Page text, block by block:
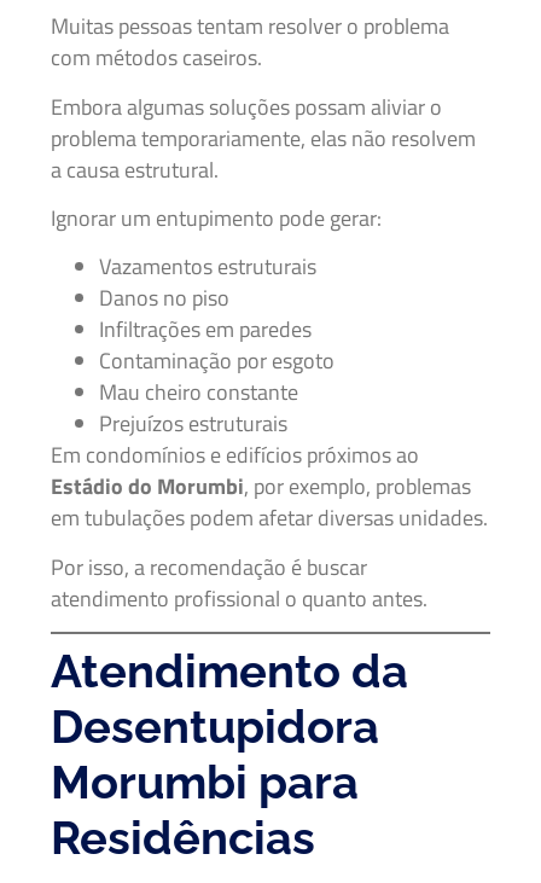
Muitas pessoas tentam resolver o problema
com métodos caseiros.
Embora algumas soluções possam aliviar o
problema temporariamente, elas não resolvem
a causa estrutural.
Ignorar um entupimento pode gerar:
Vazamentos estruturais
Danos no piso
Infiltrações em paredes
Contaminação por esgoto
Mau cheiro constante
Prejuízos estruturais
Em condomínios e edifícios próximos ao
Estádio do Morumbi, por exemplo, problemas
em tubulações podem afetar diversas unidades.
Por isso, a recomendação é buscar
atendimento profissional o quanto antes.
Atendimento da
Desentupidora
Morumbi para
Residências